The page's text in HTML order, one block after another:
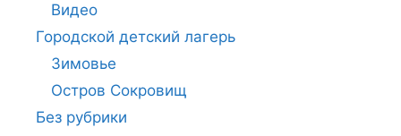
Видео
Городской детский лагерь
Зимовье
Остров Сокровищ
Без рубрики